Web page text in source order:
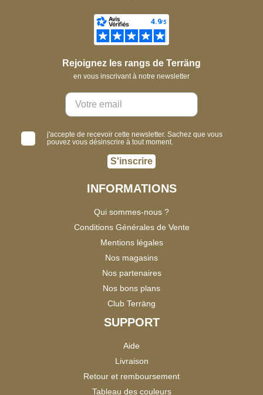
Rejoignez les rangs de Terräng
en vous inscrivant à notre newsletter
j'accepte de recevoir cette newsletter. Sachez que vous
pouvez vous désinscrire à tout moment.
S'inscrire
INFORMATIONS
Qui sommes-nous ?
Conditions Générales de Vente
Mentions légales
Nos magasins
Nos partenaires
Nos bons plans
Club Terräng
SUPPORT
Aide
Livraison
Retour et remboursement
Tableau des couleurs